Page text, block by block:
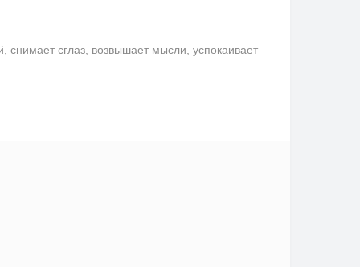
сглаз, возвышает мысли, успокаивает